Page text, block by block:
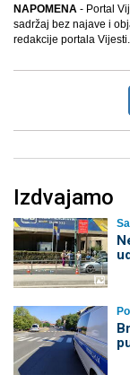
NAPOMENA - Portal
sadržaj bez najave i
redakcije portala
Izdvajamo